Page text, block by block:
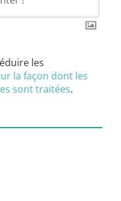
les
la façon dont les
sont traitées.